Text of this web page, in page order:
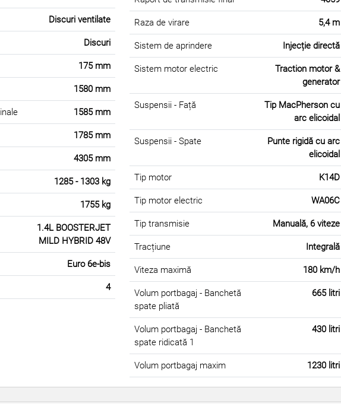
Discuri ventilate
Discuri
175 mm
1580 mm
1585 mm
1785 mm
4305 mm
1285 - 1303 kg
1755 kg
1.4L BOOSTERJET
MILD HYBRID 48V
Euro 6e-bis
4
Raza de virare 5,4 m
Sistem de aprindere Injecție directă
Sistem motor electric
Traction motor &
generator
Suspensii - Față
Tip MacPherson cu
arc elicoidal
Suspensii - Spate
Punte rigidă cu arc
elicoidal
Tip motor K14D
Tip motor electric WA06C
Tip transmisie Manuală, 6 viteze
Tracțiune Integrală
Viteza maximă 180 km/h
Volum portbagaj - Banchetă
spate pliată
665 litri
Volum portbagaj - Banchetă
spate ridicată 1
430 litri
Volum portbagaj maxim 1230 litri